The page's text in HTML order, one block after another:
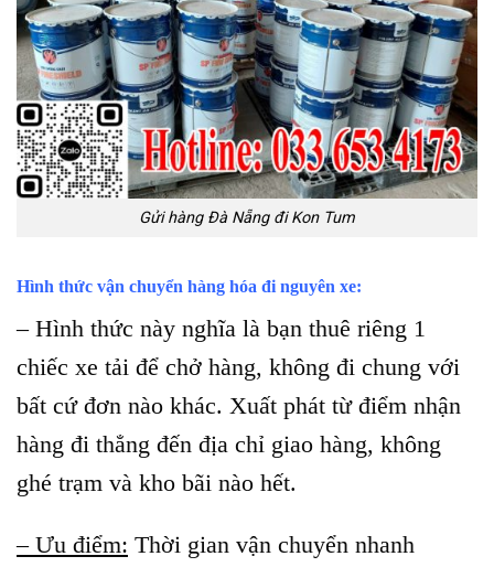
Gửi hàng Đà Nẵng đi Kon Tum
Hình thức vận chuyển hàng hóa đi nguyên xe:
– Hình thức này nghĩa là bạn thuê riêng 1
chiếc xe tải để chở hàng, không đi chung với
bất cứ đơn nào khác. Xuất phát từ điểm nhận
hàng đi thẳng đến địa chỉ giao hàng, không
ghé trạm và kho bãi nào hết.
– Ưu điểm: Thời gian vận chuyển nhanh